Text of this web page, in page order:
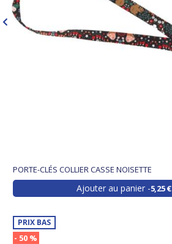
PORTE-CLÉS COLLIER CASSE NOISETTE
Ajouter au panier 5,25 €
PRIX BAS
- 50 %